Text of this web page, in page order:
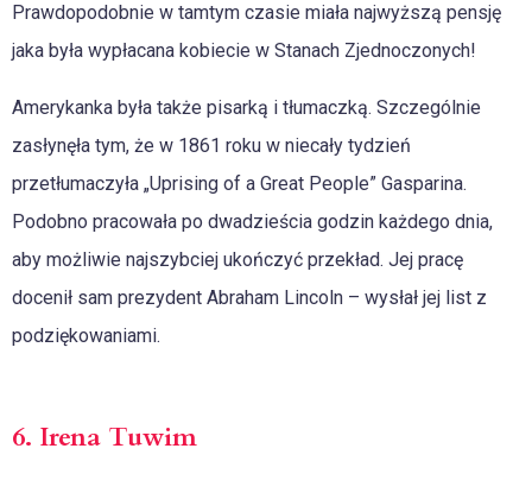
Prawdopodobnie w tamtym czasie miała najwyższą pensję
jaka była wypłacana kobiecie w Stanach Zjednoczonych!
Amerykanka była także pisarką i tłumaczką. Szczególnie
zasłynęła tym, że w 1861 roku w niecały tydzień
przetłumaczyła „Uprising of a Great People” Gasparina.
Podobno pracowała po dwadzieścia godzin każdego dnia,
aby możliwie najszybciej ukończyć przekład. Jej pracę
docenił sam prezydent Abraham Lincoln – wysłał jej list z
podziękowaniami.
6. Irena Tuwim